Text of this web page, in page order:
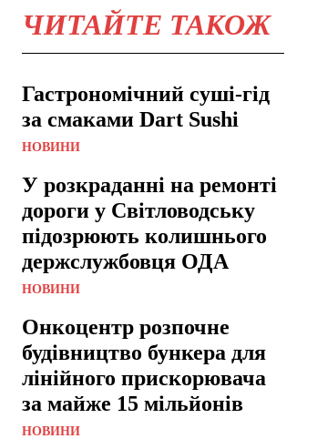
ЧИТАЙТЕ ТАКОЖ
Гастрономічний суші-гід
за смаками Dart Sushi
НОВИНИ
У розкраданні на ремонті
дороги у Світловодську
підозрюють колишнього
держслужбовця ОДА
НОВИНИ
Онкоцентр розпочне
будівництво бункера для
лінійного прискорювача
за майже 15 мільйонів
НОВИНИ